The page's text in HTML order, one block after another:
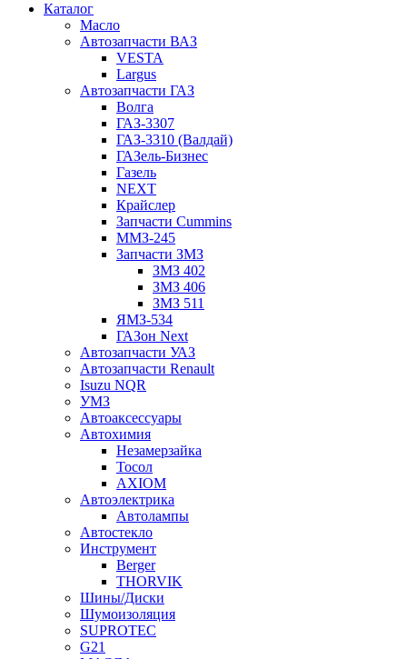
Каталог
Масло
Автозапчасти ВАЗ
VESTA
Largus
Автозапчасти ГАЗ
Волга
ГАЗ-3307
ГАЗ-3310 (Валдай)
ГАЗель-Бизнес
Газель
NEXT
Крайслер
Запчасти Cummins
ММЗ-245
Запчасти ЗМЗ
ЗМЗ 402
ЗМЗ 406
ЗМЗ 511
ЯМЗ-534
ГАЗон Next
Автозапчасти УАЗ
Автозапчасти Renault
Isuzu NQR
УМЗ
Автоаксессуары
Автохимия
Незамерзайка
Тосол
AXIOM
Автоэлектрика
Автолампы
Автостекло
Инструмент
Berger
THORVIK
Шины/Диски
Шумоизоляция
SUPROTEC
G21